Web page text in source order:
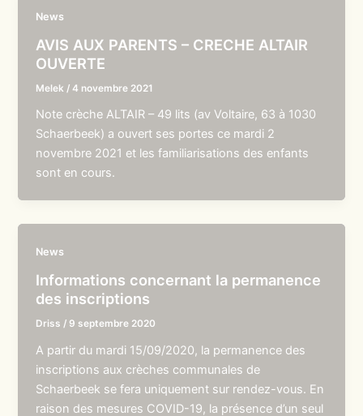
News
AVIS AUX PARENTS – CRECHE ALTAIR
OUVERTE
Melek /4 novembre 2021
Note crèche ALTAIR – 49 lits (av Voltaire, 63 à 1030
Schaerbeek) a ouvert ses portes ce mardi 2
novembre 2021 et les familiarisations des enfants
sont en cours.
News
Informations concernant la permanence
des inscriptions
Driss / 9 septembre 2020
A partir du mardi 15/09/2020, la permanence des
inscriptions aux crèches communales de
Schaerbeek se fera uniquement sur rendez-vous. En
raison des mesures COVID-19, la présence d’un seul